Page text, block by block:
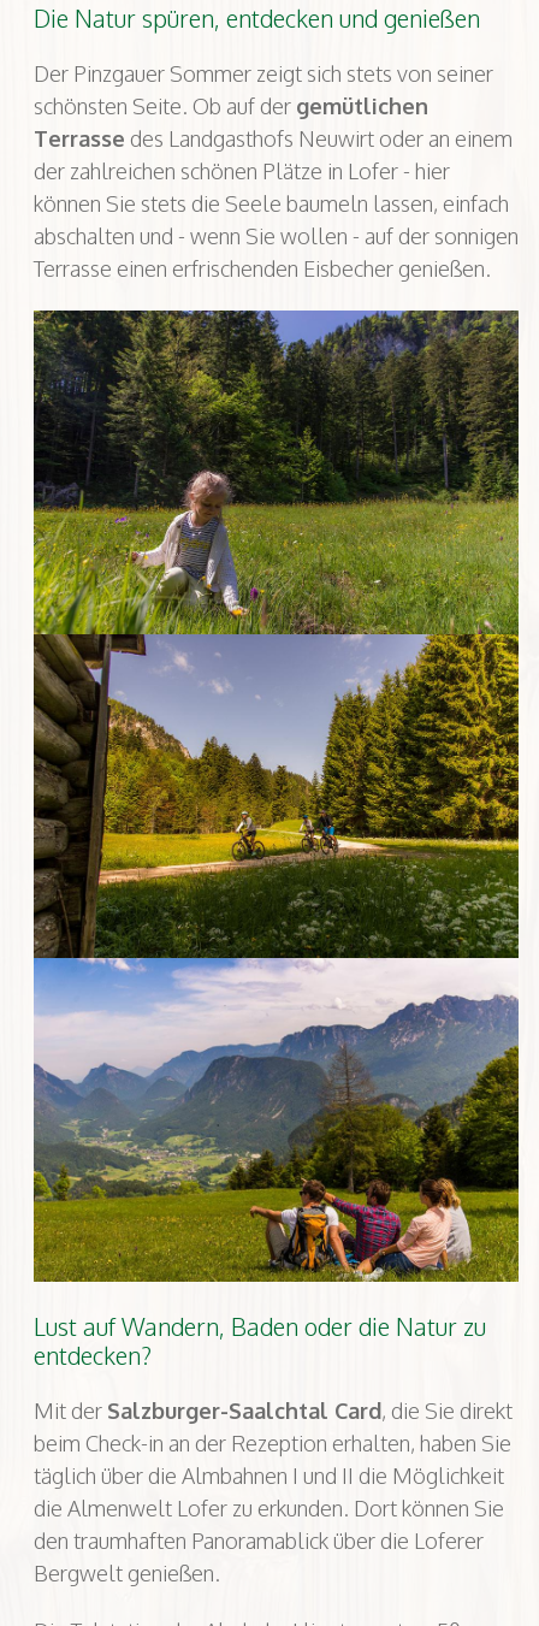
Die Natur spüren, entdecken und genießen
Der Pinzgauer Sommer zeigt sich stets von seiner
schönsten Seite. Ob auf der gemütlichen
Terrasse des Landgasthofs Neuwirt oder an einem
der zahlreichen schönen Plätze in Lofer - hier
können Sie stets die Seele baumeln lassen, einfach
abschalten und - wenn Sie wollen - auf der sonnigen
Terrasse einen erfrischenden Eisbecher genießen.
Lust auf Wandern, Baden oder die Natur zu
entdecken?
Mit der Salzburger-Saalchtal Card, die Sie direkt
beim Check-in an der Rezeption erhalten, haben Sie
täglich über die Almbahnen I und II die Möglichkeit
die Almenwelt Lofer zu erkunden. Dort können Sie
den traumhaften Panoramablick über die Loferer
Bergwelt genießen.